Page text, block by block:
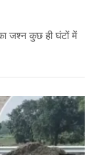
का जश्न कुछ ही घंटों में